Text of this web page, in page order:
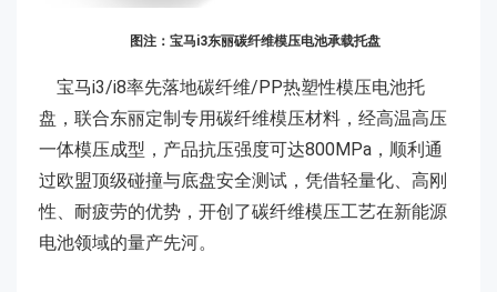
图注：宝马i3东丽碳纤维模压电池承载托盘
宝马i3/i8率先落地碳纤维/PP热塑性模压电池托
盘，联合东丽定制专用碳纤维模压材料，经高温高压
一体模压成型，产品抗压强度可达800MPa，顺利通
过欧盟顶级碰撞与底盘安全测试，凭借轻量化、高刚
性、耐疲劳的优势，开创了碳纤维模压工艺在新能源
电池领域的量产先河。